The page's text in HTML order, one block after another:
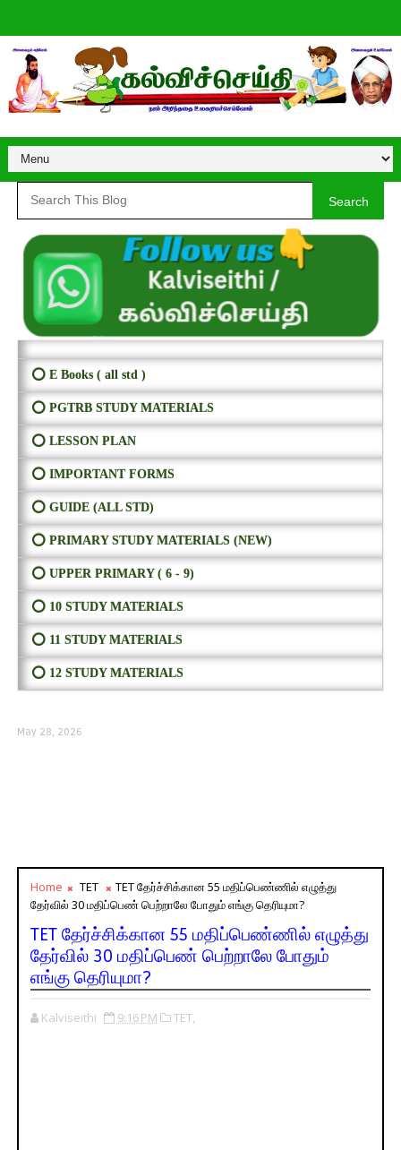
Search
⭕ E Books ( all std )
⭕ PGTRB STUDY MATERIALS
⭕ LESSON PLAN
⭕ IMPORTANT FORMS
⭕ GUIDE (ALL STD)
⭕ PRIMARY STUDY MATERIALS (NEW)
⭕ UPPER PRIMARY ( 6 - 9)
⭕ 10 STUDY MATERIALS
⭕ 11 STUDY MATERIALS
⭕ 12 STUDY MATERIALS
May 28, 2026
Home TET
TET தேர்ச்சிக்கான 55 மதிப்பெண்ணில் எழுத்து
தேர்வில் 30 மதிப்பெண் பெற்றாலே போதும் எங்கு தெரியுமா?
TET தேர்ச்சிக்கான 55 மதிப்பெண்ணில் எழுத்து
தேர்வில் 30 மதிப்பெண் பெற்றாலே போதும்
எங்கு தெரியுமா?
Kalviseithi 9:16 PM TET,